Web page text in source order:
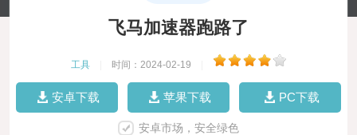
飞马加速器跑路了
工具 时间：2024-02-19
安卓下载 苹果下载 PC下载
安卓市场，安全绿色